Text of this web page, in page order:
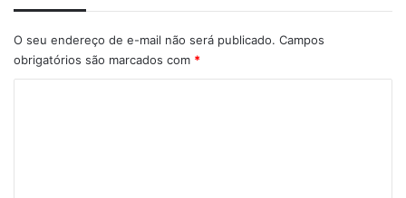
O seu endereço de e-mail não será publicado. Campos
obrigatórios são marcados com *